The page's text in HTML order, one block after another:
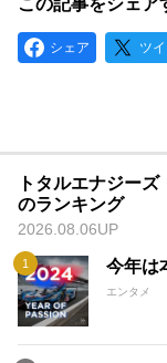
この記事をシェア
シェア ツ
トタルエナジー
のランキング
2026.08.06UP
今年は
エンタメ